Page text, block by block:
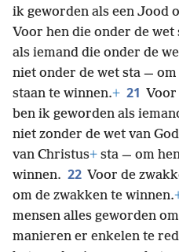
ik geworden als een Jood
Voor hen die onder de
als iemand die onder de
niet onder de wet sta —
staan te winnen.+ 21 Voor
ben ik geworden als
niet zonder de wet van
van Christus+ sta — om
winnen. 22 Voor de
om de zwakken te winnen.
mensen alles geworden
manieren er enkelen te